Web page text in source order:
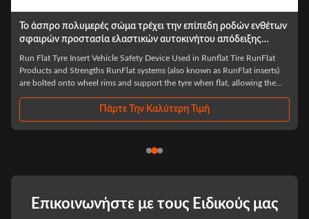
20» τρέξτε το επίπεδο ροδών ένθετο Runflat ελαστικών
αυτοκινήτου φορτηγών ενθέτων βαρέων καθηκόντων
heavy duty truck tyre 20' runflat insert What can we do for you It is our
responsibility to help you improve driving safety and Avoid all safety
accidents. The product will guarantee the driving safety of the driver in the
Πάρτε Την Καλύτερη Τιμή
Επικοινωνήστε με τους Ειδικούς μας